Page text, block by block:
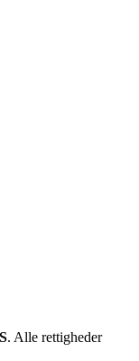
. Alle rettigheder